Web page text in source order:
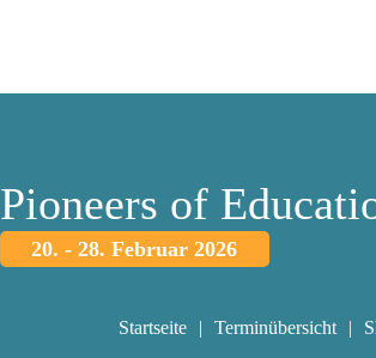
Pioneers of
20. - 28. Februar 2026
Startseite Terminübersicht